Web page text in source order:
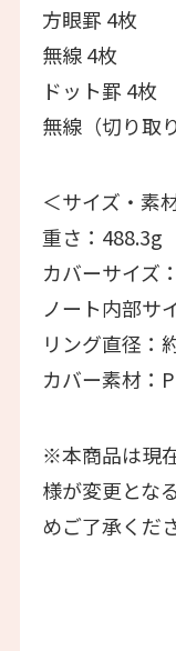
方眼罫 4枚
無線 4枚
ドット罫 4枚
無線（切り取
＜サイズ・素
重さ：488.3g
カバーサイズ
ノート内部サ
リング直径：
カバー素材：
※本商品は現
様が変更とな
めご了承くだ